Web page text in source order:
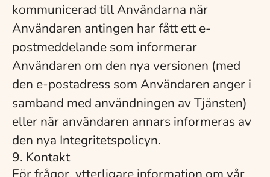
kommunicerad till Användarna när
Användaren antingen har fått ett e-
postmeddelande som informerar
Användaren om den nya versionen (med
den e-postadress som Användaren anger i
samband med användningen av Tjänsten)
eller när användaren annars informeras av
den nya Integritetspolicyn.
9. Kontakt